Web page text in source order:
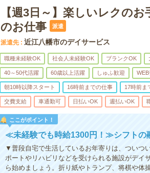
【週3日～】楽しいレクの
のお仕事
派遣
派遣先 近江八幡市のデイサービス
職種未経験OK 社会人未経験OK ブランクOK
40～50代活躍 60歳以上活躍 しゅふ歓迎
朝10時以降スタート 16時前までの仕事 17時前ま
交費支給 車通勤可 日払いOK 週払いOK
ここがポイント！
≪未経験でも時給1300円！≫シフトの
▼普段自宅で生活しているお年寄りは、ついつ
ポートやリハビリなどを受けられる施設がデ
ら始めましょう。折り紙やトランプ、将棋や体